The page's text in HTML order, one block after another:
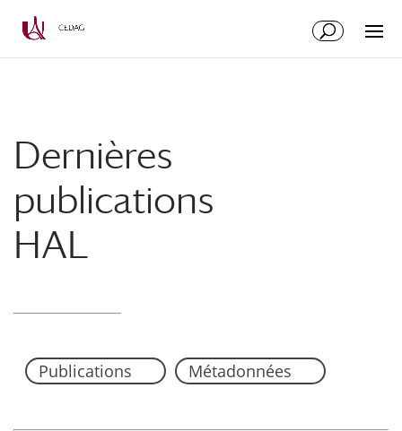
Dernières
publications
HAL
Publications Métadonnées